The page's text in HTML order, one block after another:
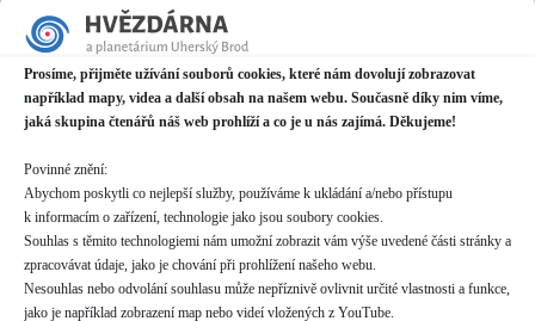
Prosíme, přijměte užívání souborů cookies, které nám dovolují zobrazovat
například mapy, videa a další obsah na našem webu. Současně díky nim víme,
jaká skupina čtenářů náš web prohlíží a co je u nás zajímá. Děkujeme!
Povinné znění:
Abychom poskytli co nejlepší služby, používáme k ukládání a/nebo přístupu
k informacím o zařízení, technologie jako jsou soubory cookies.
Souhlas s těmito technologiemi nám umožní zobrazit vám výše uvedené části stránky a
zpracovávat údaje, jako je chování při prohlížení našeho webu.
Nesouhlas nebo odvolání souhlasu může nepříznivě ovlivnit určité vlastnosti a funkce,
jako je například zobrazení map nebo videí vložených z YouTube.
Rezervace
nelze rezervovat
skupiny více než 10 osob hlaste prosím předem,
pro skupiny více než 20 osob nutno dohodnout individuální
termín
dle běžnéhoceníku
Copak je to támhle za hvězdu? Pojďte se s námi podívat na
úchvatnou a záhadnou noční oblohu tak, jak ji můžete vidět
pouze „na vlastní oči“! Pozorování je doplněno výkladem
našich demonstrátorů.